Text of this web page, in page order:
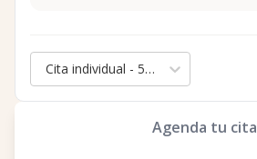
Cita individual - 50 min.
Agenda tu cita